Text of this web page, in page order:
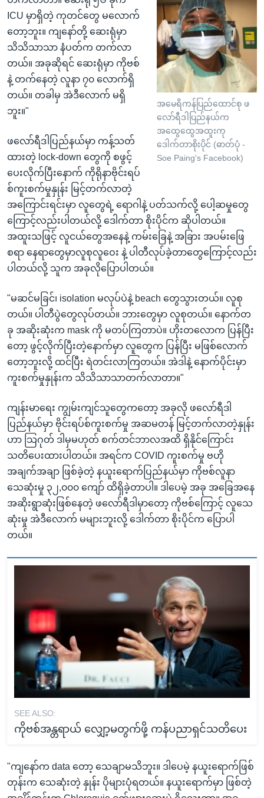
အမေရိကန်ပြည်ထောင်စု ဖ
လော်ရီဒါပြည်နယ်က
အထွေထွေအထူးကု
ဒေါက်တာစိုးပိုင် (ဓာတ်ပုံ -
Soe Paing's Facebook)
ICU မှာရှိတဲ့ ကုတင်တွေ မလောက်
တော့ဘူး။ ကျနော်တို့ ဆေးရုံမှာ
သိသိသာသာ နံပတ်က တက်လာ
တယ်။ အခုဆိုရင် ဆေးရုံမှာ ကိုဗစ်
နဲ့ တက်နေတဲ့ လူနာ ၇၀ လောက်ရှိ
တယ်။ တခါမှ အဲဒီလောက် မရှိ
ဘူး။"
ဖလော်ရီဒါပြည်နယ်မှာ ကန့်သတ်
ထားတဲ့ lock-down တွေကို စဖွင့်
ပေးလိုက်ပြီးနောက် ကိုရိုနာဗိုင်းရပ်
စ်ကူးစက်မှုနှုန်း မြင့်တက်လာတဲ့
အကြောင်းရင်းမှာ လူတွေရဲ့ ရောဂါနဲ့ ပတ်သက်လို့ ပေါ့ဆမှုတွေ
ကြောင့်လည်းပါတယ်လို့ ဒေါက်တာ စိုးပိုင်က ဆိုပါတယ်။
အထူးသဖြင့် လူငယ်တွေအနေနဲ့ ကမ်းခြေနဲ့ အခြား အပမ်းဖြေ
စရာ နေရာတွေမှာလူစုလူဝေး နဲ့ ပါတီလုပ်ခဲ့တာတွေကြောင့်လည်း
ပါတယ်လို့ သူက အခုလိုပြောပါတယ်။
"မဆင်မခြင်၊ isolation မလုပ်ပဲနဲ့ beach တွေသွားတယ်။ လူစု
တယ်။ ပါတီပွဲတွေလုပ်တယ်။ ဘားတွေမှာ လူစုတယ်။ နောက်တ
ခု အဆိုးဆုံးက mask ကို မတပ်ကြတာပဲ။ ဟိုးတလောက ပြန်ပြီး
တော့ ဖွင့်လိုက်ပြီးတဲ့နောက်မှာ လူတွေက ပြန်ပြီး မဖြစ်လောက်
တော့ဘူးလို့ ထင်ပြီး ရဲတင်းလာကြတယ်။ အဲဒါနဲ့ နောက်ပိုင်းမှာ
ကူးစက်မှုနှုန်းက သိသိသာသာတက်လာတာ။"
ကျန်းမာရေး ကျွမ်းကျင်သူတွေကတော့ အခုလို ဖလော်ရီဒါ
ပြည်နယ်မှာ ဗိုင်းရပ်စ်ကူးစက်မှု အဆမတန် မြင့်တက်လာတဲ့နှုန်း
ဟာ သြဂုတ် ဒါမှမဟုတ် စက်တင်ဘာလအထိ ရှိနိုင်ကြောင်း
သတိပေးထားပါတယ်။ အရင်က COVID ကူးစက်မှု ဗဟို
အချက်အချာ ဖြစ်ခဲ့တဲ့ နယူးရောက်ပြည်နယ်မှာ ကိုဗစ်လူနာ
သေဆုံးမှု ၃၂,၀၀၀ ကျော် ထိရှိခဲ့တာပါ။ ဒါပေမဲ့ အခု အခြေအနေ
အဆိုးရွာဆုံးဖြစ်နေတဲ့ ဖလော်ရီဒါမှာတော့ ကိုဗစ်ကြောင့် လူသေ
ဆုံးမှု အဲဒီလောက် မများဘူးလို့ ဒေါက်တာ စိုးပိုင်က ပြောပါ
တယ်။
SEE ALSO:
ကိုဗစ်အန္တရာယ် လျှော့မတွက်ဖို့ ကန်ပညာရှင်သတိပေး
"ကျနော်က data တော့ သေချာမသိဘူး။ ဒါပေမဲ့ နယူးရောက်ဖြစ်
တုန်းက သေဆုံးတဲ့ နှုန်း ပိုများပုံရတယ်။ နယူးရောက်မှာ ဖြစ်တဲ့